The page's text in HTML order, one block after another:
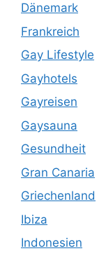
Dänemark
Frankreich
Gay Lifestyle
Gayhotels
Gayreisen
Gaysauna
Gesundheit
Gran Canaria
Griechenland
Ibiza
Indonesien